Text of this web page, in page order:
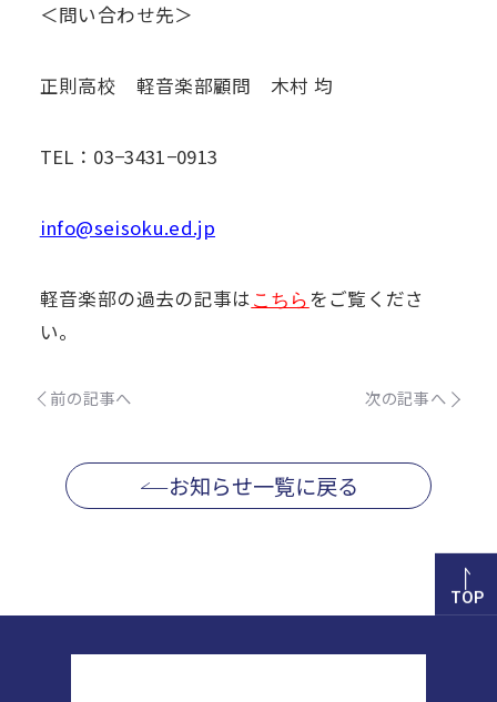
＜問い合わせ先＞
正則高校 軽音楽部顧問 木村 均
TEL：03−3431−0913
info@seisoku.ed.jp
軽音楽部の過去の記事は こちら をご覧くださ
い。
前の記事へ 次の記事へ
お知らせ一覧に戻る
TOP